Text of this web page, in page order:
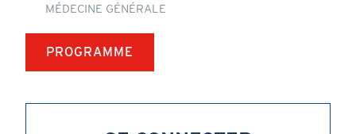
MÉDECINE GÉNÉRALE
PROGRAMME